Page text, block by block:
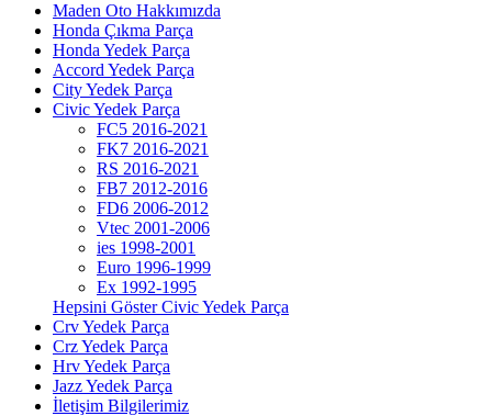
Maden Oto Hakkımızda
Honda Çıkma Parça
Honda Yedek Parça
Accord Yedek Parça
City Yedek Parça
Civic Yedek Parça
FC5 2016-2021
FK7 2016-2021
RS 2016-2021
FB7 2012-2016
FD6 2006-2012
Vtec 2001-2006
ies 1998-2001
Euro 1996-1999
Ex 1992-1995
Hepsini Göster Civic Yedek Parça
Crv Yedek Parça
Crz Yedek Parça
Hrv Yedek Parça
Jazz Yedek Parça
İletişim Bilgilerimiz